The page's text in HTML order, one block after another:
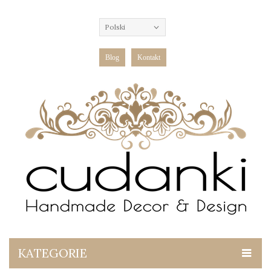
Polski
Blog Kontakt
KATEGORIE